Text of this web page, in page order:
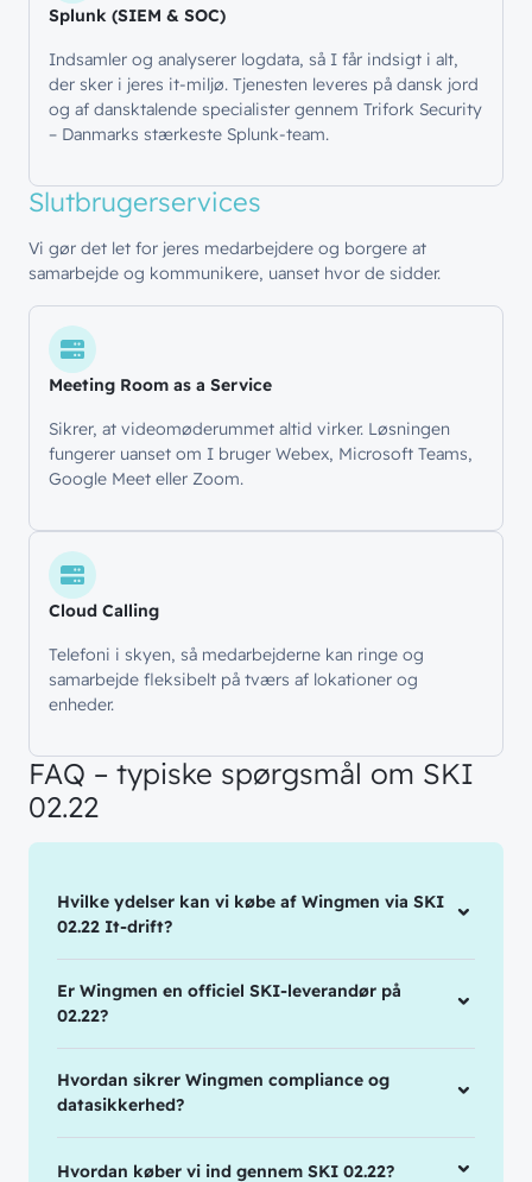
Hvad vi gør
Hvem vi er
Cases
Offentlige organisationer
Bliv inspireret
// LØSNINGER
Netværk
Cloud & AI
Splunk
Møderum
// SERVICES
// HVEM VI ER
Om wingmen
Bæredygtighed
// PART OF WINGMEN
Bliv en del afteamet!
Ledige stillinger
// BLIV INSPIRERET
Nyheder & presse
Vidensdeling
Webinarer
Skriv dig op og få alle nyheder
Splunk (SIEM & SOC)
Indsamler og analyserer logdata, så I får indsigt i alt,
der sker i jeres it-miljø. Tjenesten leveres på dansk jord
og af dansktalende specialister gennem Trifork Security
– Danmarks stærkeste Splunk-team.
Slutbrugerservices
Vi gør det let for jeres medarbejdere og borgere at
samarbejde og kommunikere, uanset hvor de sidder.
Meeting Room as a Service
Sikrer, at videomøderummet altid virker. Løsningen
fungerer uanset om I bruger Webex, Microsoft Teams,
Google Meet eller Zoom.
Cloud Calling
Telefoni i skyen, så medarbejderne kan ringe og
samarbejde fleksibelt på tværs af lokationer og
enheder.
FAQ – typiske spørgsmål om SKI
02.22
Hvilke ydelser kan vi købe af Wingmen via SKI
02.22 It-drift?
Er Wingmen en officiel SKI-leverandør på
02.22?
Hvordan sikrer Wingmen compliance og
datasikkerhed?
Hvordan køber vi ind gennem SKI 02.22?